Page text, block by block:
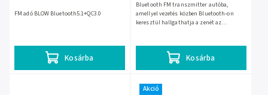
Kosárba
FM adó BLOW Bluetooth5.1+QC3.0
Kosárba
Bluetooth FM transzmitter autóba,
amellyel vezetés közben Bluetooth-on
keresztül hallgathatja a zenét az
Akció